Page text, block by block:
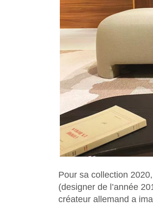
Pour sa collection
(designer de l’année
créateur allemand a